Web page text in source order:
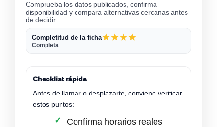
Comprueba los datos publicados, confirma
disponibilidad y compara alternativas cercanas antes
de decidir.
Completitud de la ficha
Completa
Checklist rápida
Antes de llamar o desplazarte, conviene verificar
estos puntos:
Confirma horarios reales